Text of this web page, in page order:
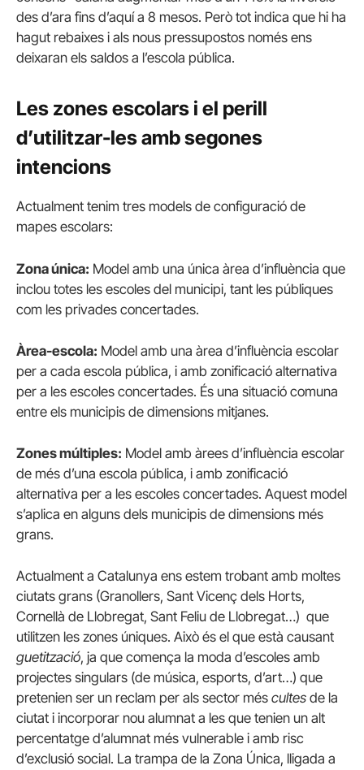
des d’ara fins d’aquí a 8 mesos. Però tot indica que hi ha
hagut rebaixes i als nous pressupostos només ens
deixaran els saldos a l’escola pública.
Les zones escolars i el perill
d’utilitzar-les amb segones
intencions
Actualment tenim tres models de configuració de
mapes escolars:
Zona única: Model amb una única àrea d’influència que
inclou totes les escoles del municipi, tant les públiques
com les privades concertades.
Àrea-escola: Model amb una àrea d’influència escolar
per a cada escola pública, i amb zonificació alternativa
per a les escoles concertades. És una situació comuna
entre els municipis de dimensions mitjanes.
Zones múltiples: Model amb àrees d’influència escolar
de més d’una escola pública, i amb zonificació
alternativa per a les escoles concertades. Aquest model
s’aplica en alguns dels municipis de dimensions més
grans.
Actualment a Catalunya ens estem trobant amb moltes
ciutats grans (Granollers, Sant Vicenç dels Horts,
Cornellà de Llobregat, Sant Feliu de Llobregat…) que
utilitzen les zones úniques. Això és el que està causant
guetització, ja que comença la moda d’escoles amb
projectes singulars (de música, esports, d’art…) que
pretenien ser un reclam per als sector més cultes de la
ciutat i incorporar nou alumnat a les que tenien un alt
percentatge d’alumnat més vulnerable i amb risc
d’exclusió social. La trampa de la Zona Única, lligada a